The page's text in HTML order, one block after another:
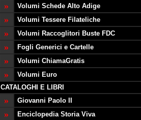
» Volumi Schede Alto Adige
» Volumi Tessere Filateliche
» Volumi Raccoglitori Buste FDC
» Fogli Generici e Cartelle
» Volumi ChiamaGratis
» Volumi Euro
CATALOGHI E LIBRI
» Giovanni Paolo II
» Enciclopedia Storia Viva